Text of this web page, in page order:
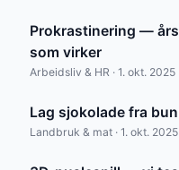
Prokrastinering —
som virker
Arbeidsliv & HR · 1. okt. 2025
Lag sjokolade fra
Landbruk & mat · 1. okt. 2025